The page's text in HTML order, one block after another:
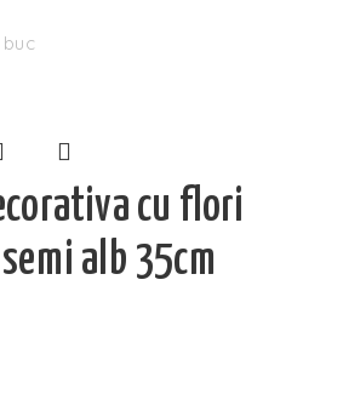
buc
cu flori
alb 35cm